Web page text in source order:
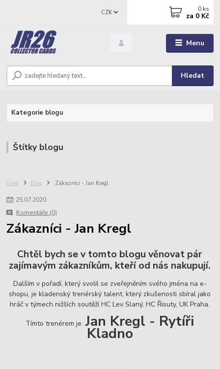
Menu
CZK
Hledat
0 ks
za 0 Kč
Kategorie blogu
Štítky blogu
Úvod Blog Zákazníci - Jan Kregl
25.07.2020
Komentáře (0)
Zákazníci - Jan Kregl
Chtěl bych se v tomto blogu věnovat pár
zajímavým zákazníkům, kteří od nás nakupují.
Dalším v pořadí, který svolil se zveřejněním svého jména na e-
shopu, je kladenský trenérský talent, který zkušenosti sbíral jako
hráč v týmech nižších soutěží HC Lev Slaný, HC Řisuty, UK Praha.
Tímto trenérem jeJan Kregl - Rytíři
Kladno